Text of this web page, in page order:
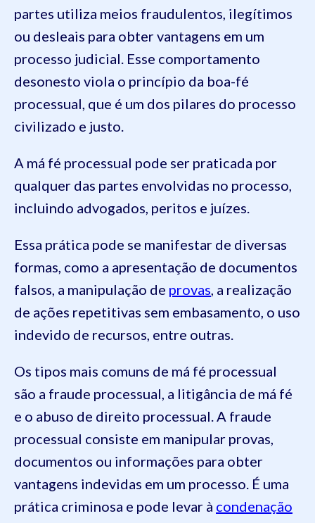
partes utiliza meios fraudulentos, ilegítimos
ou desleais para obter vantagens em um
processo judicial. Esse comportamento
desonesto viola o princípio da boa-fé
processual, que é um dos pilares do processo
civilizado e justo.
A má fé processual pode ser praticada por
qualquer das partes envolvidas no processo,
incluindo advogados, peritos e juízes.
Essa prática pode se manifestar de diversas
formas, como a apresentação de documentos
falsos, a manipulação de provas , a realização
de ações repetitivas sem embasamento, o uso
indevido de recursos, entre outras.
Os tipos mais comuns de má fé processual
são a fraude processual, a litigância de má fé
e o abuso de direito processual. A fraude
processual consiste em manipular provas,
documentos ou informações para obter
vantagens indevidas em um processo. É uma
prática criminosa e pode levar à condenação